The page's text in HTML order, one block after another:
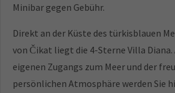
Minibar gegen Gebühr.
Direkt an der Küste des türkisblauen
von Čikat liegt die 4-Sterne Villa Diana.
eigenen Zugangs zum Meer und der
persönlichen Atmosphäre werden Sie